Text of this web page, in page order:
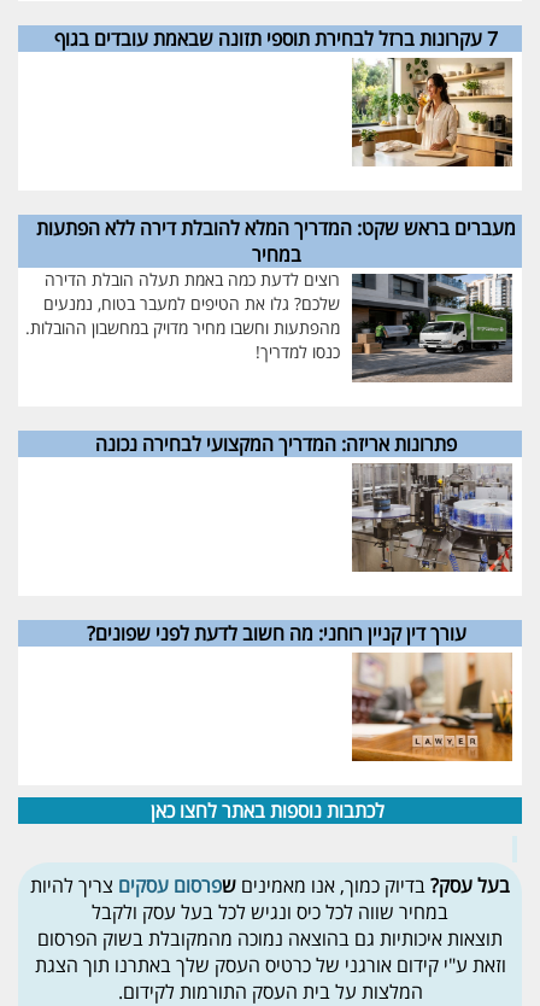
7 עקרונות ברזל לבחירת תוספי תזונה שבאמת עובדים בגוף
מעברים בראש שקט: המדריך המלא להובלת דירה ללא הפתעות
במחיר
רוצים לדעת כמה באמת תעלה הובלת הדירה
שלכם? גלו את הטיפים למעבר בטוח, נמנעים
מהפתעות וחשבו מחיר מדויק במחשבון ההובלות.
כנסו למדריך!
פתרונות אריזה: המדריך המקצועי לבחירה נכונה
עורך דין קניין רוחני: מה חשוב לדעת לפני שפונים?
לכתבות נוספות באתר לחצו כאן
בעל עסק?בדיוק כמוך, אנו מאמינים שפרסום עסקים צריך להיות
במחיר שווה לכל כיס ונגיש לכל בעל עסק ולקבל
תוצאותאיכותיות גם בהוצאה נמוכה מהמקובלת בשוק הפרסום
וזאת ע"י קידום אורגני של כרטיס העסק שלך באתרנו תוך הצגת
המלצות על בית העסק התורמות לקידום.